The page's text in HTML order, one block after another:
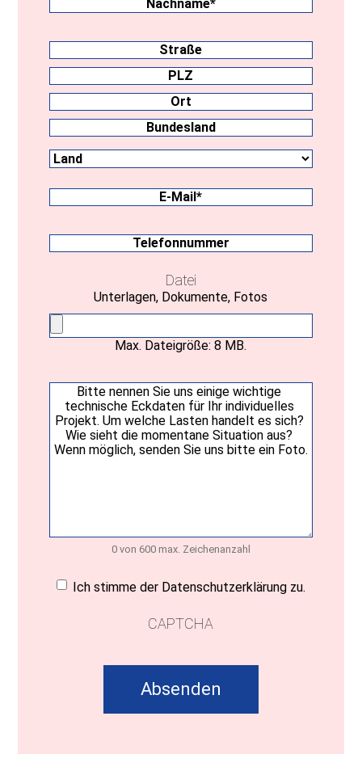
Anschrift
Straße
PLZ
Ort
E-
Mail(erforderlich)
Telefonnummer
Datei
Unterlagen, Dokumente, Fotos
Max. Dateigröße: 8 MB.
Ihre
Nachricht(erforderlich)
0 von 600 max. Zeichenanzahl
Einwilligung(erforderlich)
Ich stimme der Datenschutzerklärung zu.
CAPTCHA